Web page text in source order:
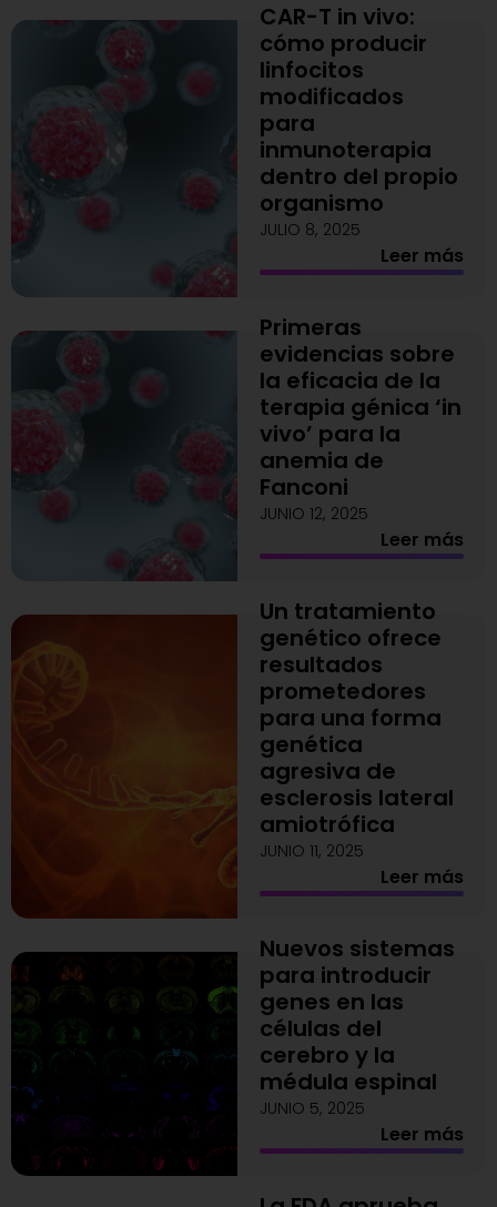
CAR-T in vivo:
cómo producir
linfocitos
modificados
para
inmunoterapia
dentro del propio
organismo
JULIO 8, 2025
Leer más
Primeras
evidencias sobre
la eficacia de la
terapia génica ‘in
vivo’ para la
anemia de
Fanconi
JUNIO 12, 2025
Leer más
Un tratamiento
genético ofrece
resultados
prometedores
para una forma
genética
agresiva de
esclerosis lateral
amiotrófica
JUNIO 11, 2025
Leer más
Nuevos sistemas
para introducir
genes en las
células del
cerebro y la
médula espinal
JUNIO 5, 2025
Leer más